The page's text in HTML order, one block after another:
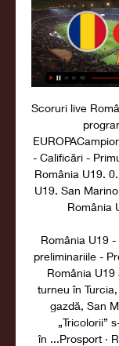
Scoruri live
- Calificări -
România U19.
U19. San
România
România U19
preliminariile -
România
turneu în
gazdă, San
„Tricolorii”
în ...Prosport ·